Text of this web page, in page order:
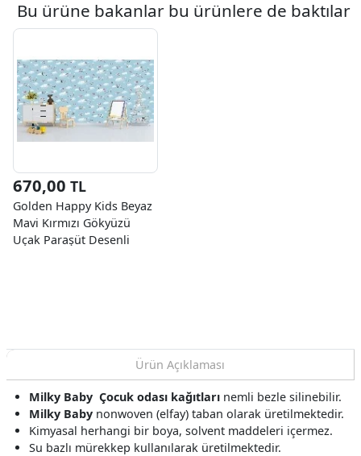
Bu ürüne bakanlar bu ürünlere de baktılar
670,00 TL
Golden Happy Kids Beyaz
Mavi Kırmızı Gökyüzü
Uçak Paraşüt Desenli
Ürün Açıklaması
Milky Baby Çocuk odası kağıtları nemli bezle silinebilir.
Milky Baby nonwoven (elfay) taban olarak üretilmektedir.
Kimyasal herhangi bir boya, solvent maddeleri içermez.
Su bazlı mürekkep kullanılarak üretilmektedir.